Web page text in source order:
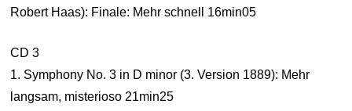
Robert Haas): Finale: Mehr schnell 16min05
CD 3
1. Symphony No. 3 in D minor (3. Version 1889): Mehr
langsam, misterioso 21min25